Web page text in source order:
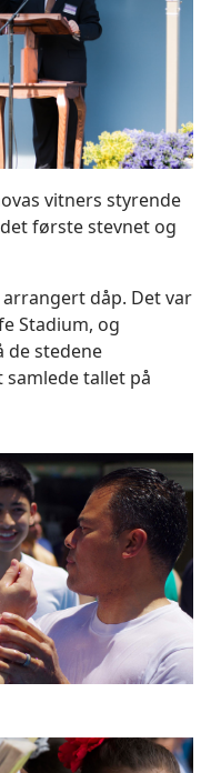
vitners styrende
første stevnet og
dåp. Det var
Stadium, og
de stedene
tallet på